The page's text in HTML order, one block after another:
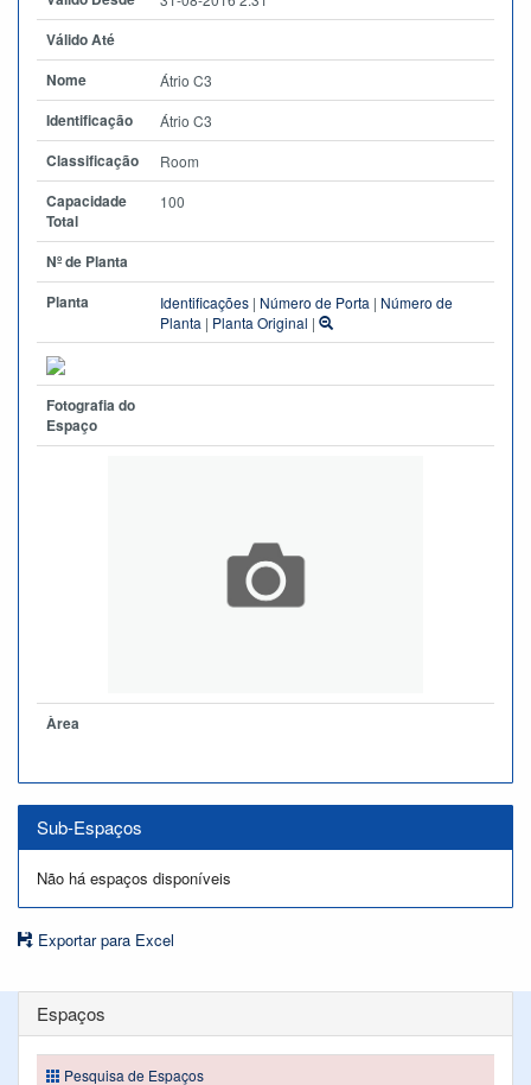
Válido Até
Nome
Átrio C3
Identificação Átrio C3
Classificação Room
Capacidade
Total
100
Nº de Planta
Planta
Identificações | Número de Porta | Número de
Planta | Planta Original |
Fotografia do
Espaço
Àrea
Sub-Espaços
Não há espaços disponíveis
Exportar para Excel
Espaços
Pesquisa de Espaços